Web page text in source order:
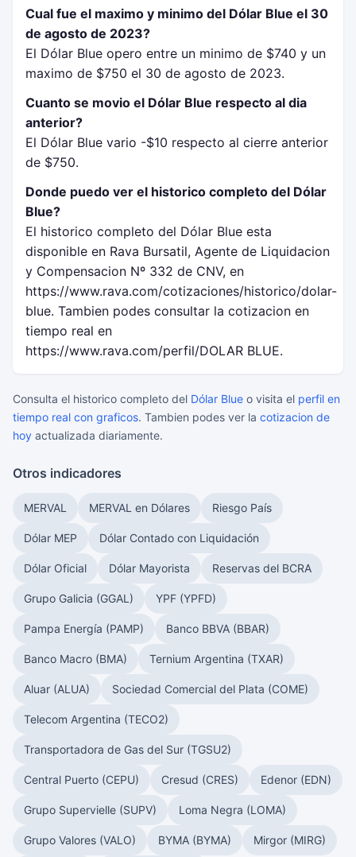
Cual fue el maximo y minimo del Dólar Blue el 30
de agosto de 2023?
El Dólar Blue opero entre un minimo de $740 y un
maximo de $750 el 30 de agosto de 2023.
Cuanto se movio el Dólar Blue respecto al dia
anterior?
El Dólar Blue vario -$10 respecto al cierre anterior
de $750.
Donde puedo ver el historico completo del Dólar
Blue?
El historico completo del Dólar Blue esta
disponible en Rava Bursatil, Agente de Liquidacion
y Compensacion Nº 332 de CNV, en
https://www.rava.com/cotizaciones/historico/dolar-
blue. Tambien podes consultar la cotizacion en
tiempo real en
https://www.rava.com/perfil/DOLAR BLUE.
Consulta el historico completo del Dólar Blue o visita el perfil en
tiempo real con graficos. Tambien podes ver la cotizacion de
hoy actualizada diariamente.
Otros indicadores
MERVAL MERVAL en Dólares Riesgo País
Dólar MEP Dólar Contado con Liquidación
Dólar Oficial Dólar Mayorista Reservas del BCRA
Grupo Galicia (GGAL) YPF (YPFD)
Pampa Energía (PAMP) Banco BBVA (BBAR)
Banco Macro (BMA) Ternium Argentina (TXAR)
Aluar (ALUA) Sociedad Comercial del Plata (COME)
Telecom Argentina (TECO2)
Transportadora de Gas del Sur (TGSU2)
Central Puerto (CEPU) Cresud (CRES) Edenor (EDN)
Grupo Supervielle (SUPV) Loma Negra (LOMA)
Grupo Valores (VALO) BYMA (BYMA) Mirgor (MIRG)